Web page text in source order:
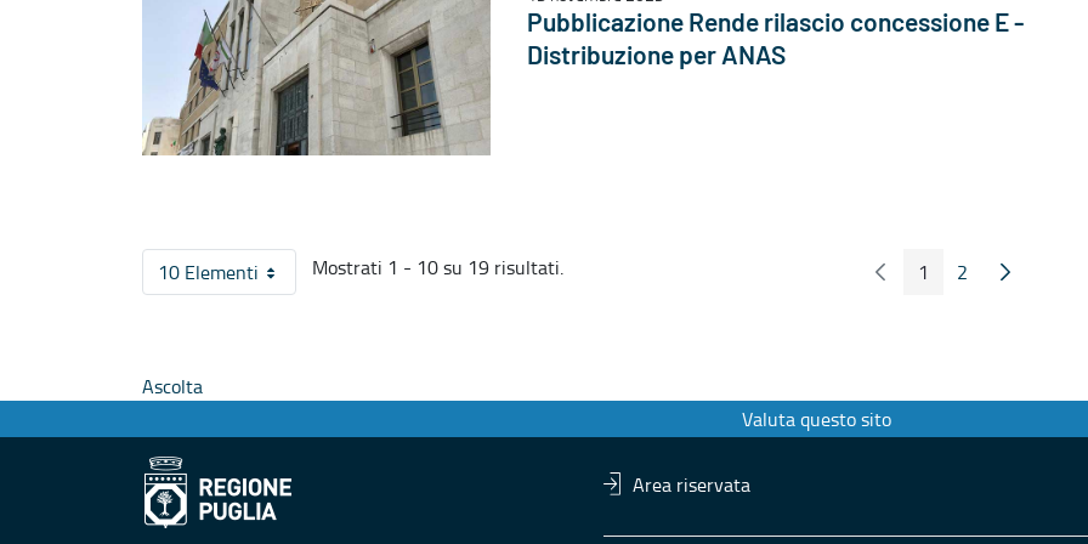
Pubblicazione Rende rilascio concessione E -
Distribuzione per ANAS
10 ElementiPer pagina
Mostrati 1 - 10 su 19 risultati. Pagina Precedente
Pagina
1 Pagina
2 Pagina
Ascolta
Valuta questo sito
Area riservata